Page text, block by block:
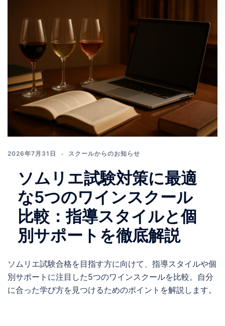
2026年7月31日 スクールからのお知らせ
ソムリエ試験対策に最適
な5つのワインスクール
比較：指導スタイルと個
別サポートを徹底解説
ソムリエ試験合格を目指す方に向けて、指導スタイルや個
別サポートに注目した5つのワインスクールを比較。自分
に合った学び方を見つけるためのポイントを解説します。